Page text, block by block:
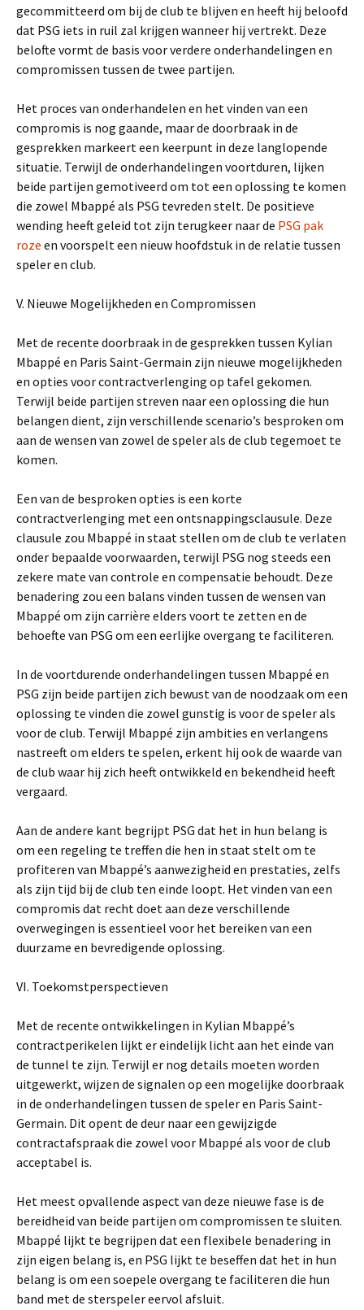
gecommitteerd om bij de club te blijven en heeft hij beloofd
dat PSG iets in ruil zal krijgen wanneer hij vertrekt. Deze
belofte vormt de basis voor verdere onderhandelingen en
compromissen tussen de twee partijen.
Het proces van onderhandelen en het vinden van een
compromis is nog gaande, maar de doorbraak in de
gesprekken markeert een keerpunt in deze langlopende
situatie. Terwijl de onderhandelingen voortduren, lijken
beide partijen gemotiveerd om tot een oplossing te komen
die zowel Mbappé als PSG tevreden stelt. De positieve
wending heeft geleid tot zijn terugkeer naar de PSG pak
roze en voorspelt een nieuw hoofdstuk in de relatie tussen
speler en club.
V. Nieuwe Mogelijkheden en Compromissen
Met de recente doorbraak in de gesprekken tussen Kylian
Mbappé en Paris Saint-Germain zijn nieuwe mogelijkheden
en opties voor contractverlenging op tafel gekomen.
Terwijl beide partijen streven naar een oplossing die hun
belangen dient, zijn verschillende scenario’s besproken om
aan de wensen van zowel de speler als de club tegemoet te
komen.
Een van de besproken opties is een korte
contractverlenging met een ontsnappingsclausule. Deze
clausule zou Mbappé in staat stellen om de club te verlaten
onder bepaalde voorwaarden, terwijl PSG nog steeds een
zekere mate van controle en compensatie behoudt. Deze
benadering zou een balans vinden tussen de wensen van
Mbappé om zijn carrière elders voort te zetten en de
behoefte van PSG om een eerlijke overgang te faciliteren.
In de voortdurende onderhandelingen tussen Mbappé en
PSG zijn beide partijen zich bewust van de noodzaak om een
oplossing te vinden die zowel gunstig is voor de speler als
voor de club. Terwijl Mbappé zijn ambities en verlangens
nastreeft om elders te spelen, erkent hij ook de waarde van
de club waar hij zich heeft ontwikkeld en bekendheid heeft
vergaard.
Aan de andere kant begrijpt PSG dat het in hun belang is
om een regeling te treffen die hen in staat stelt om te
profiteren van Mbappé’s aanwezigheid en prestaties, zelfs
als zijn tijd bij de club ten einde loopt. Het vinden van een
compromis dat recht doet aan deze verschillende
overwegingen is essentieel voor het bereiken van een
duurzame en bevredigende oplossing.
VI. Toekomstperspectieven
Met de recente ontwikkelingen in Kylian Mbappé’s
contractperikelen lijkt er eindelijk licht aan het einde van
de tunnel te zijn. Terwijl er nog details moeten worden
uitgewerkt, wijzen de signalen op een mogelijke doorbraak
in de onderhandelingen tussen de speler en Paris Saint-
Germain. Dit opent de deur naar een gewijzigde
contractafspraak die zowel voor Mbappé als voor de club
acceptabel is.
Het meest opvallende aspect van deze nieuwe fase is de
bereidheid van beide partijen om compromissen te sluiten.
Mbappé lijkt te begrijpen dat een flexibele benadering in
zijn eigen belang is, en PSG lijkt te beseffen dat het in hun
belang is om een soepele overgang te faciliteren die hun
band met de sterspeler eervol afsluit.